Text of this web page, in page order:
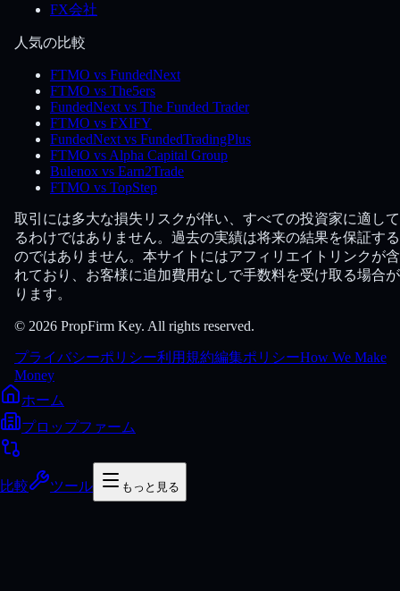
FX会社
人気の比較
FTMO vs FundedNext
FTMO vs The5ers
FundedNext vs The Funded Trader
FTMO vs FXIFY
FundedNext vs FundedTradingPlus
FTMO vs Alpha Capital Group
Bulenox vs Earn2Trade
FTMO vs TopStep
取引には多大な損失リスクが伴い、すべての投資家に適し
るわけではありません。過去の実績は将来の結果を保証す
のではありません。本サイトにはアフィリエイトリンクが
れており、お客様に追加費用なしで手数料を受け取る場合
ります。
© 2026 PropFirm Key. All rights reserved.
プライバシーポリシー利用規約編集ポリシーHow We Make
Money
ホーム
プロップファーム
比較 ツール もっと見る